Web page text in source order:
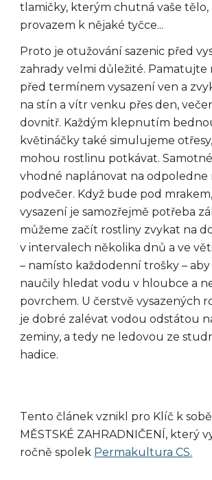
tlamičky, kterým chutná vaše tělo,
provazem k nějaké tyčce...
Proto je otužování sazenic před
zahrady velmi důležité. Pamatujte
před termínem vysazení ven a
na stín a vítr venku přes den,
dovnitř. Každým klepnutím
květináčky také simulujeme
mohou rostlinu potkávat.
vhodné naplánovat na odpoledne
podvečer. Když bude pod
vysazení je samozřejmě potřeba
můžeme začít rostliny zvykat na
v intervalech několika dnů a ve
– namísto každodenní trošky –
naučily hledat vodu v hloubce a
povrchem. U čerstvě vysazených
je dobré zalévat vodou odstátou
zeminy, a tedy ne ledovou ze
hadice.
Tento článek vznikl pro Klíč k
MĚSTSKÉ ZAHRADNIČENÍ, který
ročně spolek Permakultura CS.